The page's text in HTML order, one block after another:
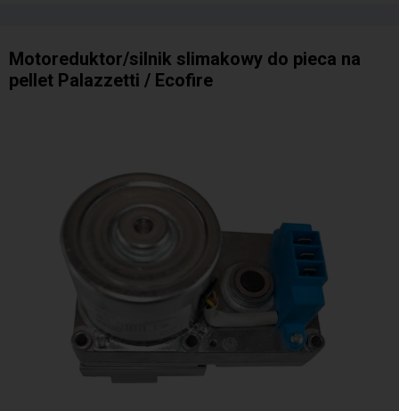
Motoreduktor/silnik slimakowy do pieca na
pellet Palazzetti / Ecofire